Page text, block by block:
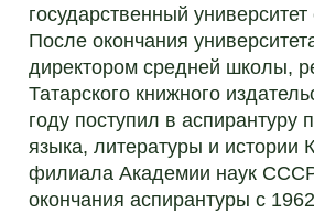
государственный
После окончания
директором средней школы,
Татарского книжного
году поступил в аспирантуру
языка, литературы и истории
филиала Академии наук
окончания аспирантуры с